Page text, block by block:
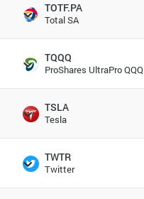
TOTF.PA
Total SA
TQQQ
ProShares UltraPro QQQ
TSLA
Tesla
TWTR
Twitter